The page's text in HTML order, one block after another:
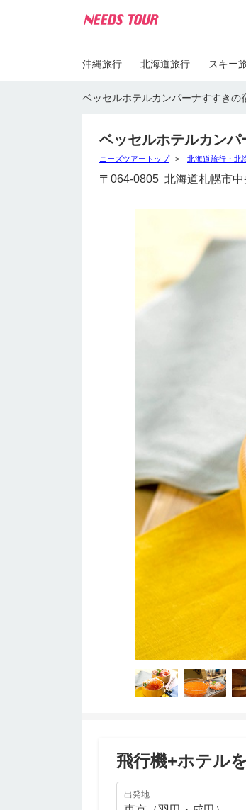
沖縄旅行 北海道旅行 スキー
ベッセルホテルカンパーナすすきの
ベッセルホテルカンパ
ニーズツアートップ 北海道旅行・北
〒064-0805 北海道札幌市
飛行機+ホテル
出発地